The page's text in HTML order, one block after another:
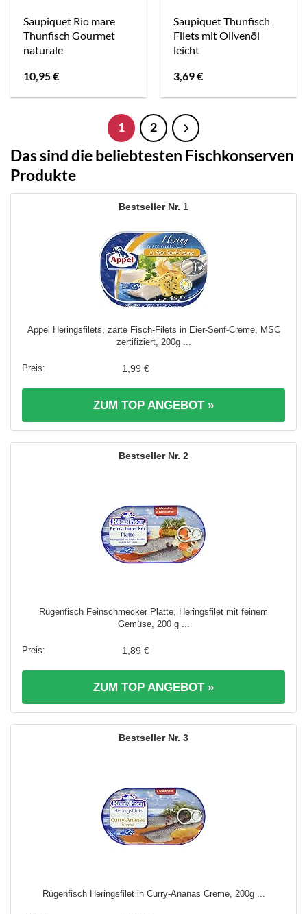
Saupiquet Rio mare
Thunfisch Gourmet
naturale
10,95€
Saupiquet Thunfisch
Filets mit Olivenöl
leicht
3,69€
1 2
Das sind die beliebtesten Fischkonserven
Produkte
1
Appel Heringsfilets, zarte Fisch-Filets in Eier-Senf-Creme, MSC
zertifiziert, 200g ...
1,99 €
ZUM TOP ANGEBOT »
2
Rügenfisch Feinschmecker Platte, Heringsfilet mit feinem
Gemüse, 200 g ...
1,89 €
ZUM TOP ANGEBOT »
3
Rügenfisch Heringsfilet in Curry-Ananas Creme, 200g ...